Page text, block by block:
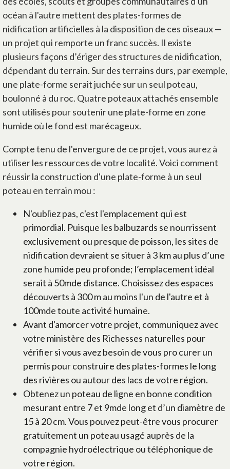
océan à l'autre mettent des plates-formes de
nidification artificielles à la disposition de ces oiseaux —
un projet qui remporte un franc succès. Il existe
plusieurs façons d’ériger des structures de nidification,
dépendant du terrain. Sur des terrains durs, par exemple,
une plate-forme serait juchée sur un seul poteau,
boulonné à du roc. Quatre poteaux attachés ensemble
sont utilisés pour soutenir une plate-forme en zone
humide où le fond est marécageux.
Compte tenu de l'envergure de ce projet, vous aurez à
utiliser les ressources de votre localité. Voici comment
réussir la construction d'une plate-forme à un seul
poteau en terrain mou :
N'oubliez pas, c'est l'emplacement qui est
primordial. Puisque les balbuzards se nourrissent
exclusivement ou presque de poisson, les sites de
nidification devraient se situer à 3 km au plus d’une
zone humide peu profonde; l’emplacement idéal
serait à 50mde distance. Choisissez des espaces
découverts à 300 m au moins l'un de l'autre et à
100mde toute activité humaine.
Avant d'amorcer votre projet, communiquez avec
votre ministère des Richesses naturelles pour
vérifier si vous avez besoin de vous pro curer un
permis pour construire des plates-formes le long
des rivières ou autour des lacs de votre région.
Obtenez un poteau de ligne en bonne condition
mesurant entre 7 et 9mde long et d’un diamètre de
15 à 20 cm. Vous pouvez peut-être vous procurer
gratuitement un poteau usagé auprès de la
compagnie hydroélectrique ou téléphonique de
votre région.